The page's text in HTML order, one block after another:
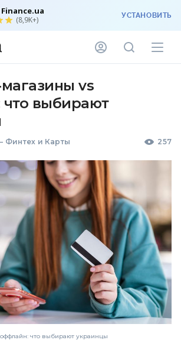
(8,9K+) УСТАНОВИТЬ
vs
выбирают
Финтех и Карты 257
что выбирают украинцы